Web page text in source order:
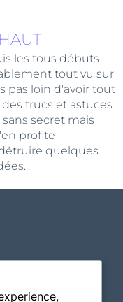
les tous débuts
tout vu sur
pas loin d'avoir tout
trucs et astuces
secret mais
profite
quelques